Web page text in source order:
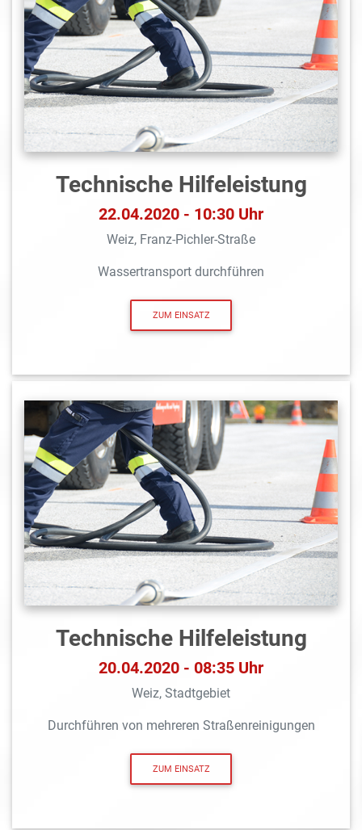
Technische Hilfeleistung
22.04.2020 - 10:30 Uhr
Weiz, Franz-Pichler-Straße
Wassertransport durchführen
ZUM EINSATZ
Technische Hilfeleistung
20.04.2020 - 08:35 Uhr
Weiz, Stadtgebiet
Durchführen von mehreren Straßenreinigungen
ZUM EINSATZ